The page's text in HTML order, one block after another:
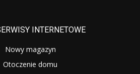
INTERNETOWE
Nowy magazyn
Otoczenie domu